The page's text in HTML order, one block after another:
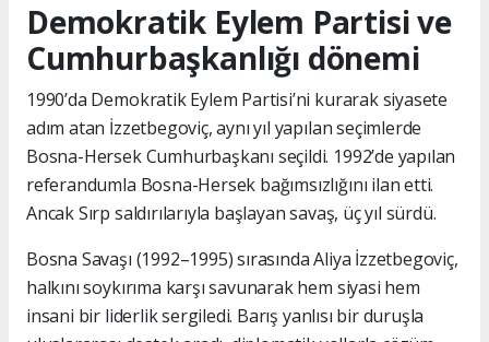
Demokratik Eylem Partisi ve
Cumhurbaşkanlığı dönemi
1990’da Demokratik Eylem Partisi’ni kurarak siyasete
adım atan İzzetbegoviç, aynı yıl yapılan seçimlerde
Bosna-Hersek Cumhurbaşkanı seçildi. 1992’de yapılan
referandumla Bosna-Hersek bağımsızlığını ilan etti.
Ancak Sırp saldırılarıyla başlayan savaş, üç yıl sürdü.
Bosna Savaşı (1992–1995) sırasında Aliya İzzetbegoviç,
halkını soykırıma karşı savunarak hem siyasi hem
insani bir liderlik sergiledi. Barış yanlısı bir duruşla